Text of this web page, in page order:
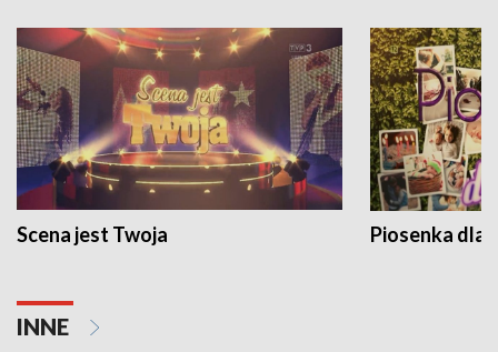
Scena jest Twoja Piosenka dla
INNE